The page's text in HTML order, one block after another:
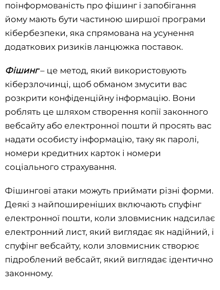
поінформованість про фішинг і запобігання
йому мають бути частиною ширшої програми
кібербезпеки, яка спрямована на усунення
додаткових ризиків ланцюжка поставок.
Фішинг– це метод, який використовують
кіберзлочинці, щоб обманом змусити вас
розкрити конфіденційну інформацію. Вони
роблять це шляхом створення копії законного
вебсайту або електронної пошти й просять вас
надати особисту інформацію, таку як паролі,
номери кредитних карток і номери
соціального страхування.
Фішингові атаки можуть приймати різні форми.
Деякі з найпоширеніших включають спуфінг
електронної пошти, коли зловмисник надсилає
електронний лист, який виглядає як надійний, і
спуфінг вебсайту, коли зловмисник створює
підроблений вебсайт, який виглядає ідентично
законному.